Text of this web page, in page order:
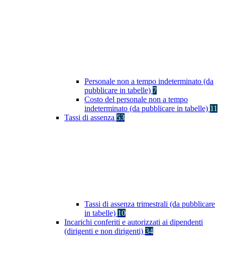
Personale non a tempo indeterminato (da
pubblicare in tabelle) 7
Costo del personale non a tempo
indeterminato (da pubblicare in tabelle) 11
Tassi di assenza 53
Tassi di assenza trimestrali (da pubblicare
in tabelle) 10
Incarichi conferiti e autorizzati ai dipendenti
(dirigenti e non dirigenti) 34